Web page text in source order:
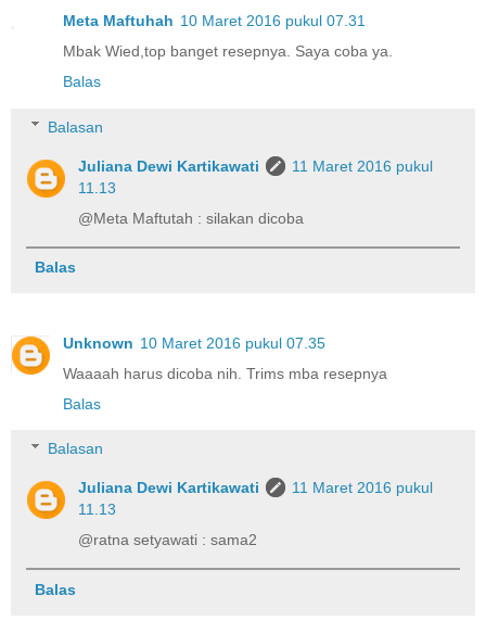
Meta Maftuhah 10 Maret 2016 pukul 07.31
Mbak Wied,top banget resepnya. Saya coba ya.
Balas
Balasan
Juliana Dewi Kartikawati
11 Maret 2016 pukul
11.13
@Meta Maftutah : silakan dicoba
Balas
Unknown 10 Maret 2016 pukul 07.35
Waaaah harus dicoba nih. Trims mba resepnya
Balas
Balasan
Juliana Dewi Kartikawati
11 Maret 2016 pukul
11.13
@ratna setyawati : sama2
Balas